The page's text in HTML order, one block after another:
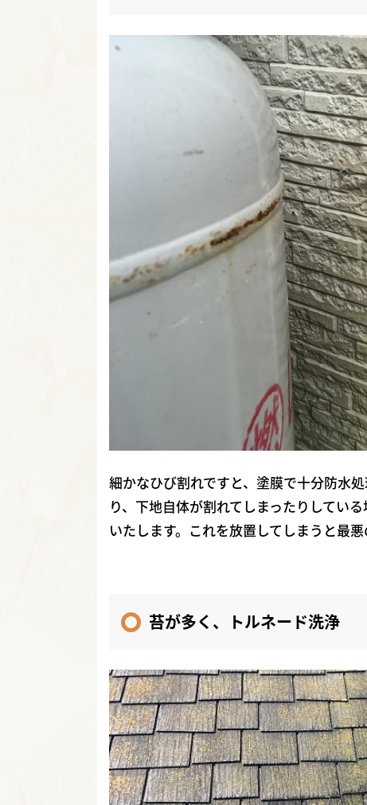
細かなひび割れですと、塗膜で十分防水
り、下地自体が割れてしまったりしてい
いたします。これを放置してしまうと最
苔が多く、トルネード洗浄